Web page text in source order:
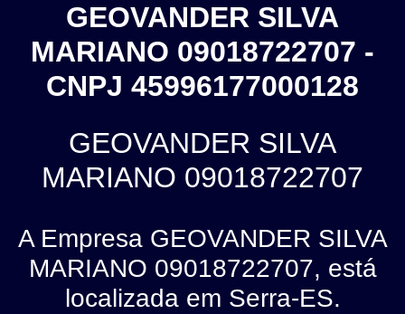
GEOVANDER SILVA
MARIANO 09018722707 -
CNPJ 45996177000128
GEOVANDER SILVA
MARIANO 09018722707
A Empresa GEOVANDER SILVA
MARIANO 09018722707, está
localizada em Serra-ES.